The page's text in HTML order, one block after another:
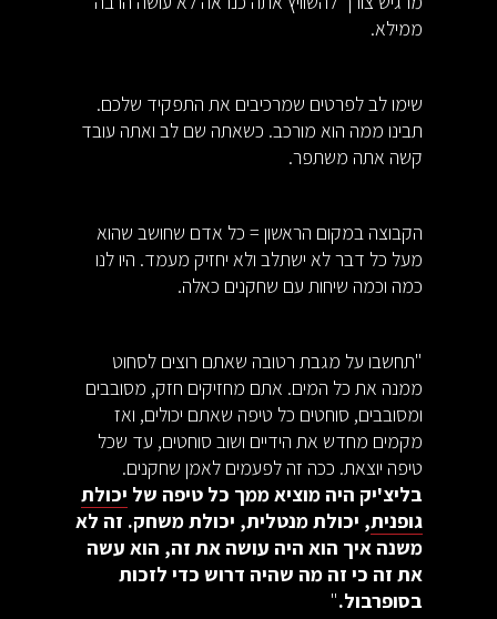
ממילא.
שימו לב לפרטים שמרכיבים את התפקיד שלכם.
תבינו ממה הוא מורכב. כשאתה שם לב ואתה עובד
קשה אתה משתפר.
הקבוצה במקום הראשון = כל אדם שחושב שהוא
מעל כל דבר לא ישתלב ולא יחזיק מעמד. היו לנו
כמה וכמה שיחות עם שחקנים כאלה.
"תחשבו על מגבת רטובה שאתם רוצים לסחוט
ממנה את כל המים. אתם מחזיקים חזק, מסובבים
ומסובבים, סוחטים כל טיפה שאתם יכולים, ואז
מקמים מחדש את הידיים ושוב סוחטים, עד שכל
טיפה יוצאת. ככה זה לפעמים לאמן שחקנים.
בליצ'יק היה מוציא ממך כל טיפה של יכולת
גופנית, יכולת מנטלית, יכולת משחק. זה לא
משנה איך הוא היה עושה את זה, הוא עשה
את זה כי זה מה שהיה דרוש כדי לזכות
בסופרבול."